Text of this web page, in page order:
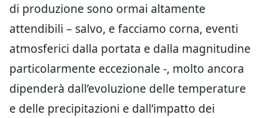
di produzione sono ormai altamente
attendibili – salvo, e facciamo corna, eventi
atmosferici dalla portata e dalla magnitudine
particolarmente eccezionale -, molto ancora
dipenderà dall’evoluzione delle temperature
e delle precipitazioni e dall’impatto dei